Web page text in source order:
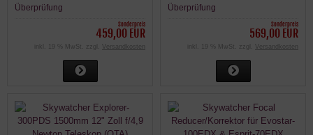
Überprüfung
Sonderpreis
459,00 EUR
inkl. 19 % MwSt. zzgl. Versandkosten
Überprüfung
Sonderpreis
569,00 EUR
inkl. 19 % MwSt. zzgl. Versandkosten